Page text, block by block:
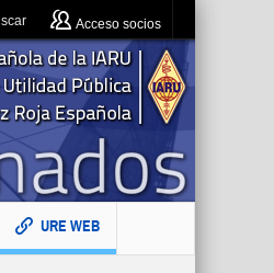
Acceso socios
URE WEB